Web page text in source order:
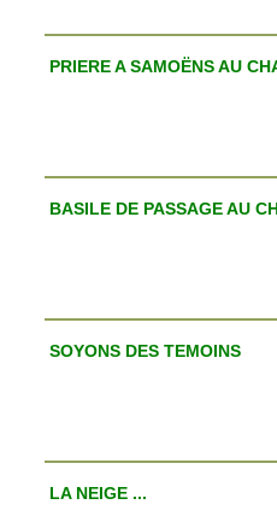
PRIERE A SAMOËNS AU
BASILE DE PASSAGE AU
SOYONS DES TEMOINS
LA NEIGE ...